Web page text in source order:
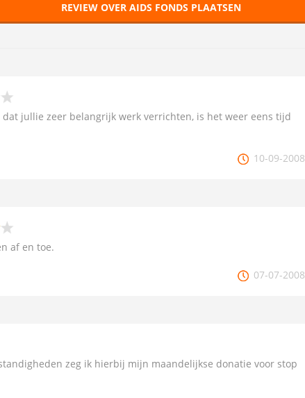
REVIEW OVER AIDS FONDS PLAATSEN
dat jullie zeer belangrijk werk verrichten, is het weer eens tijd
10-09-2008
af en toe.
07-07-2008
zeg ik hierbij mijn maandelijkse donatie voor stop